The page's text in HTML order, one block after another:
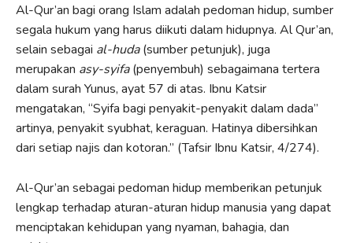
Al-Qur’an bagi orang Islam adalah pedoman hidup, sumber
segala hukum yang harus diikuti dalam hidupnya. Al Qur’an,
selain sebagai al-huda(sumber petunjuk), juga
merupakan asy-syifa(penyembuh) sebagaimana tertera
dalam surah Yunus, ayat 57 di atas. Ibnu Katsir
mengatakan, “Syifa bagi penyakit-penyakit dalam dada”
artinya, penyakit syubhat, keraguan. Hatinya dibersihkan
dari setiap najis dan kotoran.” (Tafsir Ibnu Katsir, 4/274).
Al-Qur’an sebagai pedoman hidup memberikan petunjuk
lengkap terhadap aturan-aturan hidup manusia yang dapat
menciptakan kehidupan yang nyaman, bahagia, dan